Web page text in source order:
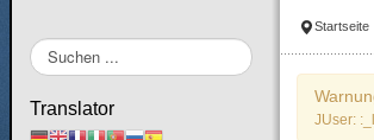
Startseite
JUser:
Suchen
...
Translator